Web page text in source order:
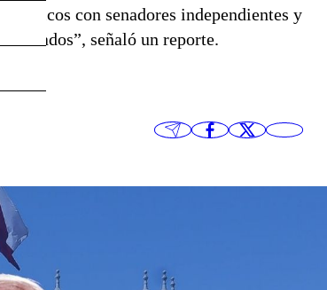
con senadores independientes y
señaló un reporte.